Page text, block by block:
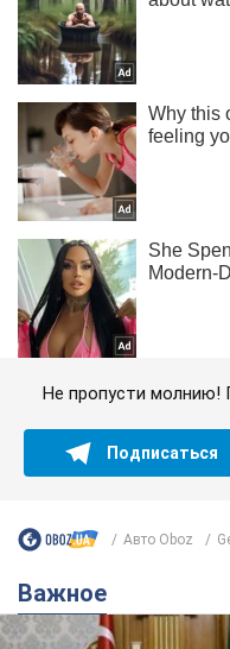
Не пропусти молнию!
Подписаться
Авто Oboz
Важное